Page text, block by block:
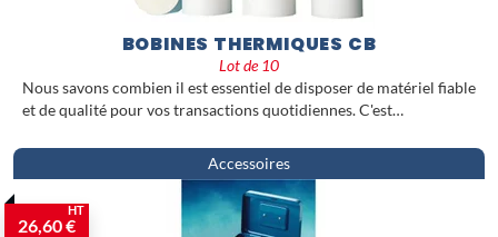
BOBINES THERMIQUES CB
Lot de 10
Nous savons combien il est essentiel de disposer de matériel fiable
et de qualité pour vos transactions quotidiennes. C'est…
Accessoires
26,60 €
HT